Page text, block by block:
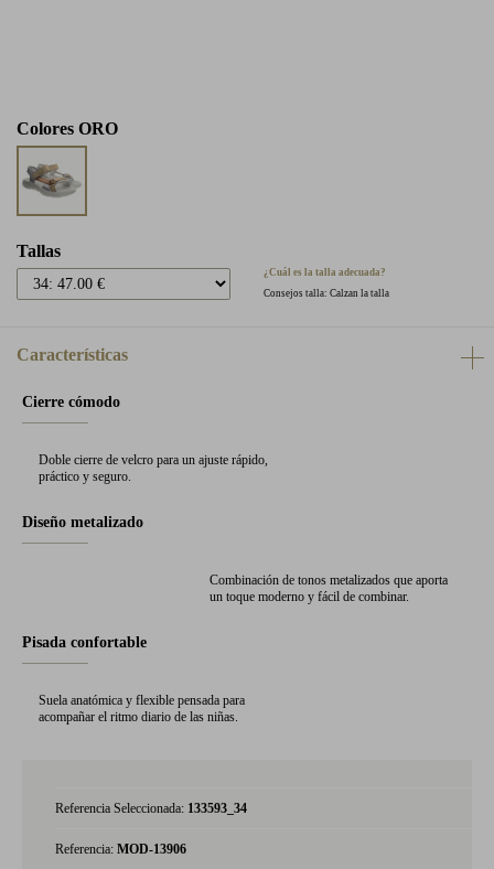
Colores ORO
Tallas
¿Cuál es la talla adecuada?
Consejos talla: Calzan la talla
Características
Cierre cómodo
Doble cierre de velcro para un ajuste rápido,
práctico y seguro.
Diseño metalizado
Combinación de tonos metalizados que aporta
un toque moderno y fácil de combinar.
Pisada confortable
Suela anatómica y flexible pensada para
acompañar el ritmo diario de las niñas.
Referencia Seleccionada: 133593_34
Referencia: MOD-13906